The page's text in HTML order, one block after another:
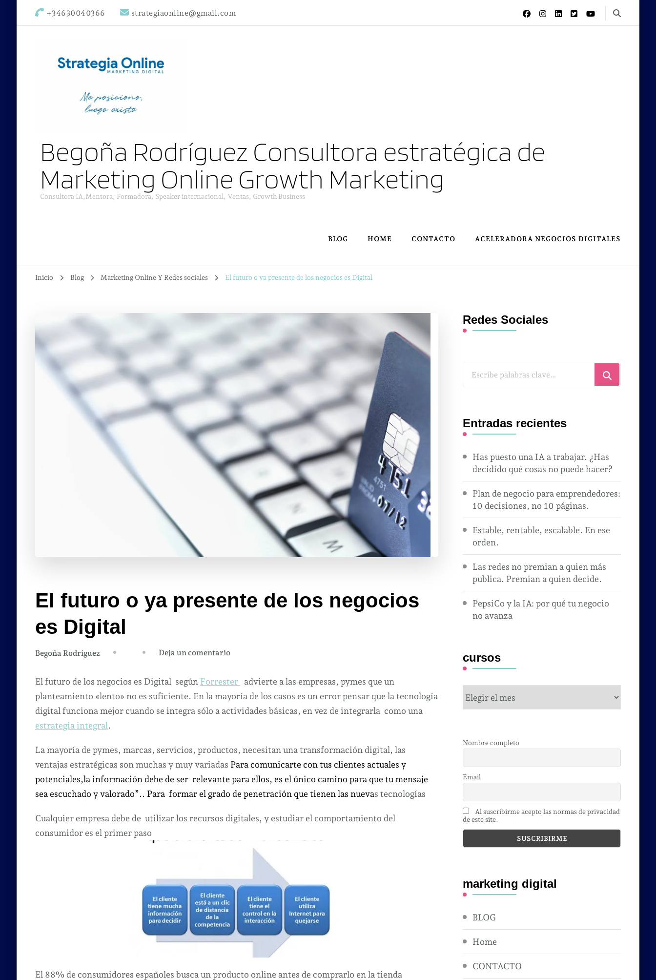
+34630040366 strategiaonline@gmail.com
Begoña Rodríguez Consultora estratégica de
Marketing Online Growth Marketing
Consultora IA,Mentora, Formadora, Speaker internacional, Ventas, Growth Business
BLOG HOME CONTACTO ACELERADORA NEGOCIOS DIGITALES
Inicio Blog Marketing Online Y Redes sociales El futuro o ya presente de los negocios es Digital
El futuro o ya presente de los negocios
es Digital
Begoña Rodríguez Deja un comentarioen
futuro
ya
negocios
es
Digital
El futuro de los negocios es Digital según Forrester
advierte a las empresas, pymes que un
planteamiento «lento» no es suficiente. En la mayoría de los casos es un error pensar que la tecnología
digital funciona mejor cuando se integra sólo a actividades básicas, en vez de integrarla como una
estrategia integral.
La mayoría de pymes, marcas, servicios, productos, necesitan una transformación digital, las
ventajas estratégicas son muchas y muy variadas Para comunicarte con tus clientes actuales y
potenciales,la información debe de ser relevante para ellos, es el único camino para que tu mensaje
sea escuchado y valorado”.. Para formar el grado de penetración que tienen las nuevas tecnologías
Cualquier empresa debe de utilizar los recursos digitales, y estudiar el comportamiento del
consumidor es el primer paso
El 88% de consumidores españoles busca un producto online antes de comprarlo en la tienda
Redes Sociales
¿Buscas
Entradas recientes
Has puesto una IA a trabajar. ¿Has
decidido qué cosas no puede hacer?
Plan de negocio para emprendedores:
10 decisiones, no 10 páginas.
Estable, rentable, escalable. En ese
orden.
Las redes no premian a quien más
publica. Premian a quien decide.
PepsiCo y la IA: por qué tu negocio
no avanza
cursos
cursos
Nombre completo
Email
Al suscribirme acepto las normas de privacidad
de este site.
marketing digital
BLOG
Home
CONTACTO